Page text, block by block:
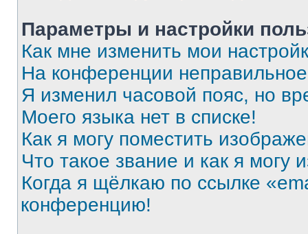
Параметры и настройки
Как мне изменить мои
На конференции
Я изменил часовой пояс, но
Моего языка нет в списке!
Как я могу поместить
Что такое звание и как я могу
Когда я щёлкаю по ссылке
конференцию!